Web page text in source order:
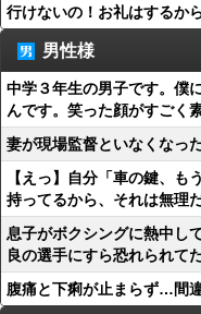
行けないの！お礼はするか
男性様
中学３年生の男子です。僕
んです。笑った顔がすごく
妻が現場監督といなくなっ
【えっ】自分「車の鍵、
持ってるから、それは無理
息子がボクシングに熱中し
良の選手にすら恐れられてた
腹痛と下痢が止まらず…間